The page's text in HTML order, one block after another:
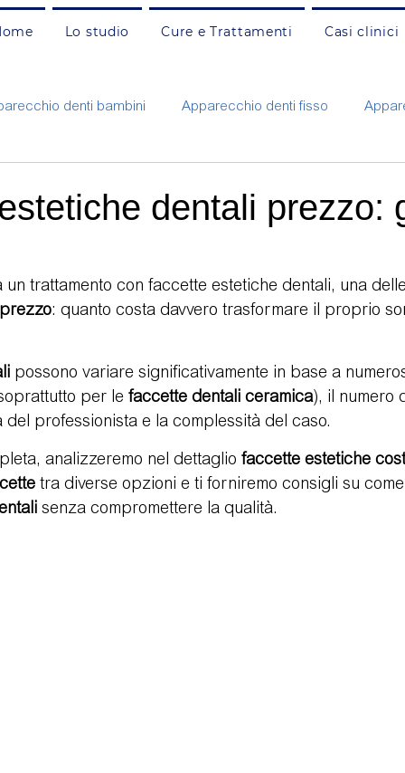
Lo studio Cure e Trattamenti Casi clinici
denti bambini Apparecchio denti fisso
Rigenerazione ossea Russamento e apnee
dentali prezzo:
un trattamento con faccette estetiche dentali, una
prezzo: quanto costa davvero trasformare il proprio
possono variare significativamente in base a
per le faccette dentali ceramica), il numero
professionista e la complessità del caso.
analizzeremo nel dettaglio faccette estetiche
tra diverse opzioni e ti forniremo consigli su
senza compromettere la qualità.